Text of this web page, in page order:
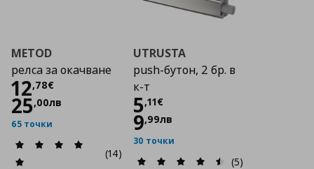
METOD
релса за окачване
12,78€
Цена
25,00лв
65 точки
(14)
UTRUSTA
push-бутон, 2 бр. в
к-т
5,11€
Цена
9,99лв
30 точки
(5)